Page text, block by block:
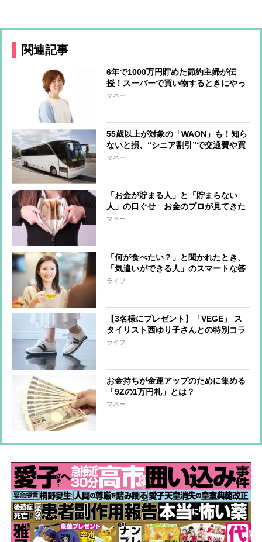
関連記事
6年で1000万円貯めた節約主婦が伝
授！スーパーで買い物するときにやっ
てはいけない5つのこと
マネー
55歳以上が対象の「WAON」も！知ら
ないと損、“シニア割引”で交通費や買
い物がお得に
マネー
「お金が貯まる人」と「貯まらない
人」の口ぐせ お金のプロが見てきた
大きな違い
マネー
「何が食べたい？」と聞かれたとき、
「気遣いができる人」のスマートな答
え方
ライフ
【3名様にプレゼント】「VEGE」 ス
タイリスト西ゆり子さんとの特別コラ
ボシューズが3種類登場
ライフ
お金持ちが金運アップのために集める
「9Zの1万円札」とは？
マネー